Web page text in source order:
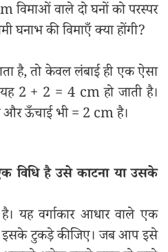
वाले दो घनों को परस्पर
घनाभ की विमाएँ क्या होंगी?
है, तो केवल लंबाई ही एक ऐसा
2 + 2 = 4 cm हो जाती है।
और ऊँचाई भी = 2 cm है।
विधि है उसे काटना या उसके
यह वर्गाकार आधार वाले एक
टुकड़े कीजिए। जब आप इसे